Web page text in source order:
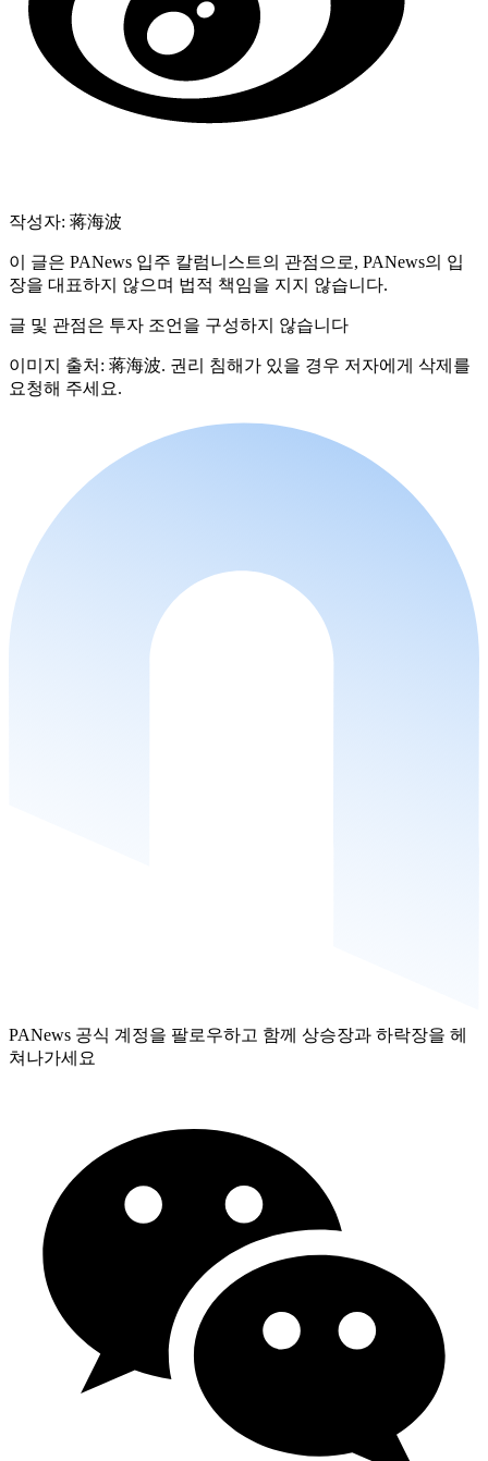
작성자: 蒋海波
이 글은 PANews 입주 칼럼니스트의 관점으로, PANews의 입
장을 대표하지 않으며 법적 책임을 지지 않습니다.
글 및 관점은 투자 조언을 구성하지 않습니다
이미지 출처: 蒋海波. 권리 침해가 있을 경우 저자에게 삭제를
요청해 주세요.
PANews 공식 계정을 팔로우하고 함께 상승장과 하락장을 헤
쳐나가세요